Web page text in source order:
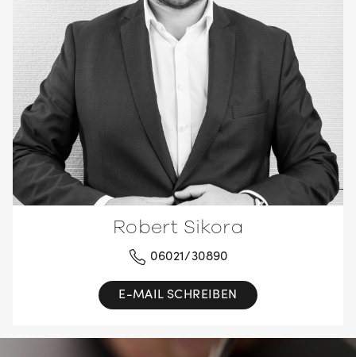
Robert Sikora
06021/30890
E-MAIL SCHREIBEN